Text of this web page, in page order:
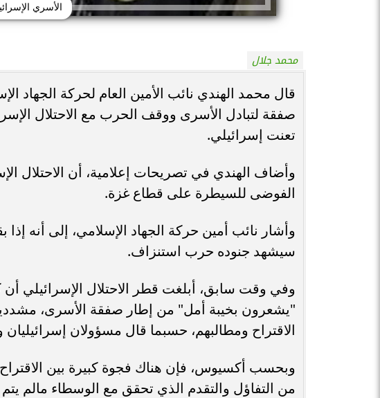
الأسري
محمد جلال
قال محمد الهندي نائب الأمين العام لحركة الجهاد
صفقة لتبادل الأسرى ووقف الحرب مع الاحتلال
تعنت إسرائيلي.
وأضاف الهندي في تصريحات إعلامية، أن الاحتلال
الفوضى للسيطرة على قطاع غزة.
وأشار نائب أمين حركة الجهاد الإسلامي، إلى أنه
سيشهد جنوده حرب استنزاف.
وفي وقت سابق، أبلغت قطر الاحتلال الإسرائيلي
"يشعرون بخيبة أمل" من إطار صفقة الأسرى،
الاقتراح ومطالبهم، حسبما قال مسؤولان
وبحسب أكسيوس، فإن هناك فجوة كبيرة بين الاقتراح
من التفاؤل والتقدم الذي تحقق مع الوسطاء مالم